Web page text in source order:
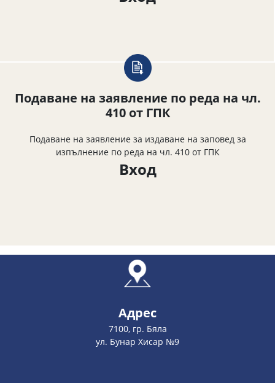
Подаване на заявление по реда на чл.
410 от ГПК
Подаване на заявление за издаване на заповед за
изпълнение по реда на чл. 410 от ГПК
Вход
Адрес
7100, гр. Бяла
ул. Бунар Хисар №9